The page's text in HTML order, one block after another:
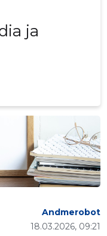
ja
18.03.2026, 09:21
Andmerobot